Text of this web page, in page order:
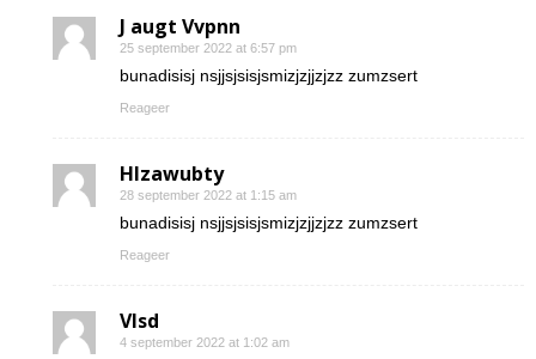
J augt Vvpnn
25 september 2022 at 6:57 pm
bunadisisj nsjjsjsisjsmizjzjjzjzz zumzsert
Reageer
Hlzawubty
28 september 2022 at 1:15 am
bunadisisj nsjjsjsisjsmizjzjjzjzz zumzsert
Reageer
Vlsd
4 september 2022 at 1:02 am